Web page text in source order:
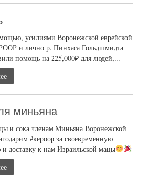
усилиями Воронежской еврейской
и лично р. Пинхаса Гольдшмидта
помощь на 225,000₽ для людей,...
миньяна
и сока членам Миньяна Воронежской
#кероор за своевременную
доставку к нам Израильской мацы